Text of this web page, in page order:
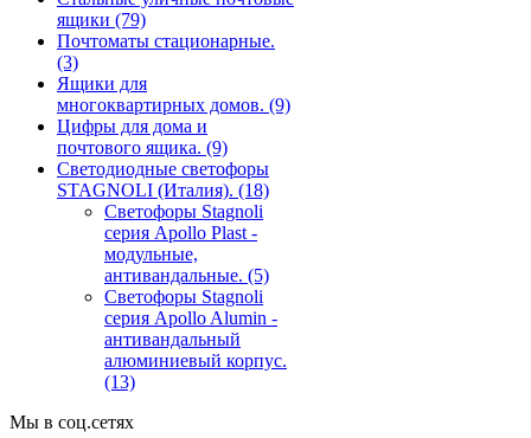
ящики (79)
Почтоматы стационарные.
(3)
Ящики для
многоквартирных домов. (9)
Цифры для дома и
почтового ящика. (9)
Светодиодные светофоры
STAGNOLI (Италия). (18)
Светофоры Stagnoli
серия Apollo Plast -
модульные,
антивандальные. (5)
Светофоры Stagnoli
серия Apollo Alumin -
антивандальный
алюминиевый корпус.
(13)
Мы в соц.сетях